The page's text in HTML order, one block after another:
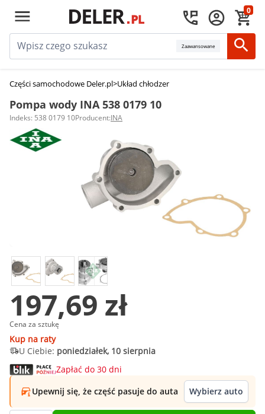
0
Zaawansowane
Części samochodowe Deler.pl>Układ chłodzenia silnika
Pompa wody INA 538 0179 10
Indeks: 538 0179 10Producent:INA
197,69 zł
Cena za sztukę
Kup na raty
U Ciebie: poniedziałek, 10 sierpnia
Zapłać do 30 dni
Upewnij się, że część pasuje do auta
Wybierz auto